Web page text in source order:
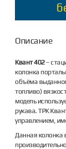
Описание
Квант 402–
колонка
объёма
топливо)
модель
рукава. ТРК
управлением,
Данная колонка